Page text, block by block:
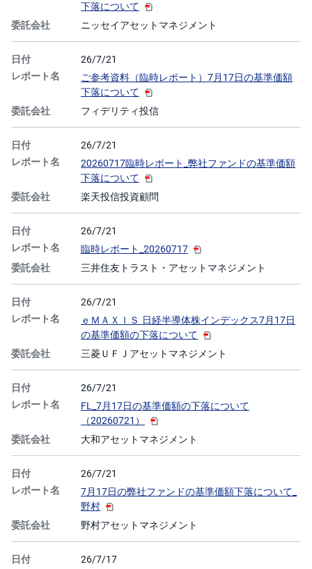
下落について
ニッセイアセットマネジメント
26/7/21
ご参考資料（臨時レポート）7月17日の基準価額
下落について
フィデリティ投信
26/7/21
20260717臨時レポート_弊社ファンドの基準価額
下落について
楽天投信投資顧問
26/7/21
臨時レポート_20260717
三井住友トラスト・アセットマネジメント
26/7/21
ｅＭＡＸＩＳ 日経半導体株インデックス7月17日
の基準価額の下落について
三菱ＵＦＪアセットマネジメント
26/7/21
FL_7月17日の基準価額の下落について
（20260721）
大和アセットマネジメント
26/7/21
7月17日の弊社ファンドの基準価額下落について_
野村
野村アセットマネジメント
26/7/17